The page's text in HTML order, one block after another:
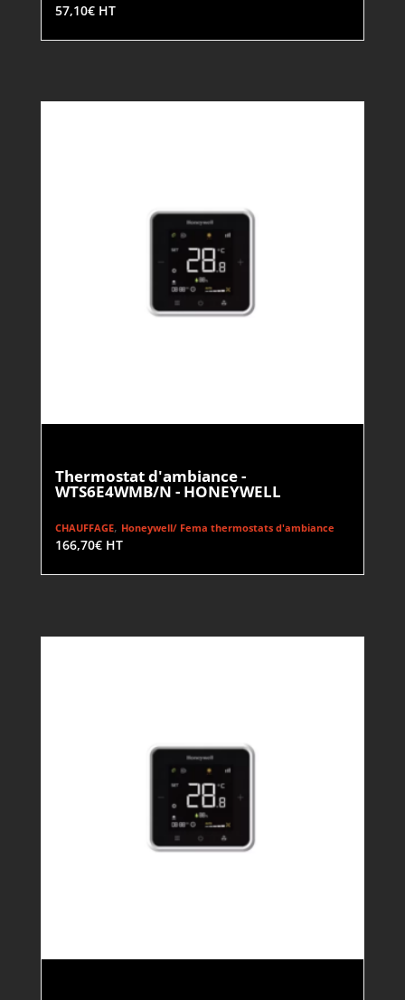
57,10€ HT
Thermostat d'ambiance -
WTS6E4WMB/N - HONEYWELL
CHAUFFAGE, Honeywell/ Fema thermostats d'ambiance
166,70€ HT